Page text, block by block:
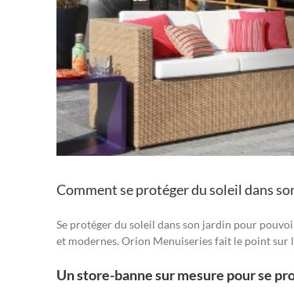
Comment se protéger du soleil dans
Se protéger du soleil dans son jardin pour
et modernes. Orion Menuiseries fait le point sur
Un store-banne sur mesure pour se